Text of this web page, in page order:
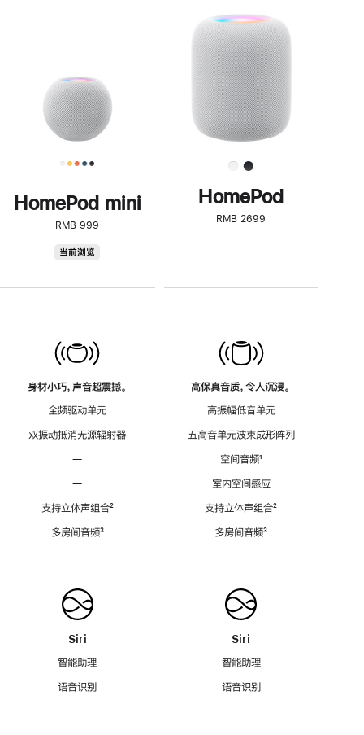
HomePod mini
RMB 999
当前浏览
身材小巧，声音超震撼。
全频驱动单元
双振动抵消无源辐射器
—
—
支持立体声组合脚
²
多房间音频脚
³
Siri
智能助理
语音识别
步
了
解
HomePod<
HomePod
RMB 2699
高保真音质，令人沉浸。
高振幅低音单元
五高音单元波束成形阵列
空间音频脚
¹
室内空间感应
支持立体声组合脚
²
多房间音频脚
³
Siri
智能助理
语音识别